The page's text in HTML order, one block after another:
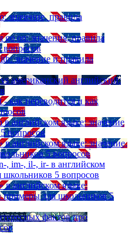
значение, правила
go on: значения, правила
вопросов
значение и правила
американский английский:
- как переводится и как
в английском языке: значение
5 вопросов
в английском языке: значение,
5 вопросов
, im-, il-, ir- в английском
школьников 5 вопросов
в английском языке:
примеры для школьников 5
фактов про